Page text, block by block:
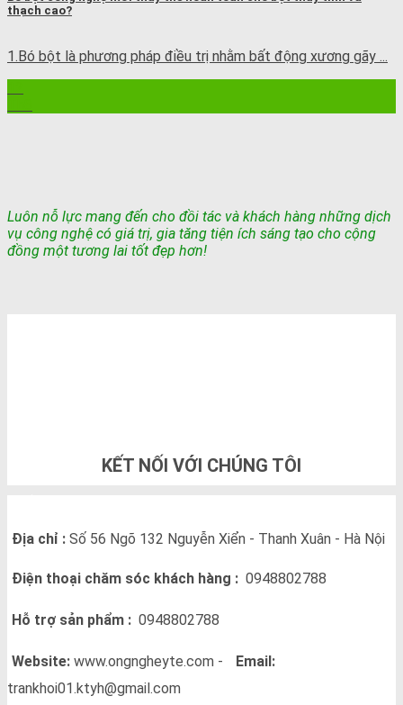
thạch cao?
1.Bó bột là phương pháp điều trị nhằm bất động xương gãy ...
Luôn nỗ lực mang đến cho đồi tác và khách hàng những dịch
vụ công nghệ có giá trị, gia tăng tiện ích sáng tạo cho cộng
đồng một tương lai tốt đẹp hơn!
KẾT NỐI VỚI CHÚNG TÔI
Địa chỉ : Số 56 Ngõ 132 Nguyễn Xiển - Thanh Xuân - Hà Nội
Điện thoại chăm sóc khách hàng : 0948802788
Hỗ trợ sản phẩm : 0948802788
Website: www.ongngheyte.com -
Email:
trankhoi01.ktyh@gmail.com